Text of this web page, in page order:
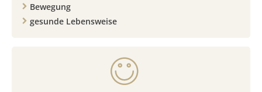
Bewegung
gesunde Lebensweise